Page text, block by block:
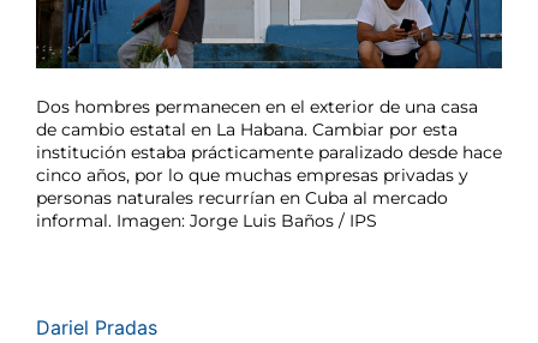
Dos hombres permanecen en el exterior de una casa
de cambio estatal en La Habana. Cambiar por esta
institución estaba prácticamente paralizado desde hace
cinco años, por lo que muchas empresas privadas y
personas naturales recurrían en Cuba al mercado
informal. Imagen: Jorge Luis Baños / IPS
Dariel Pradas